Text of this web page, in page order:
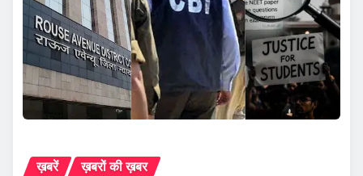
ख़बरें ख़बरों की ख़बर